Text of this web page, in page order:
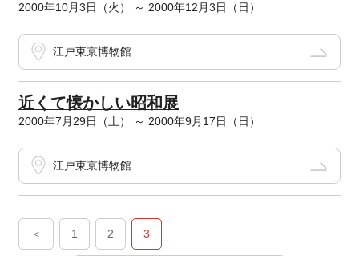
2000年10月3日（火） ～ 2000年12月3日（日）
江戸東京博物館
近くて懐かしい昭和展
2000年7月29日（土） ～ 2000年9月17日（日）
江戸東京博物館
＜ 1 2 3